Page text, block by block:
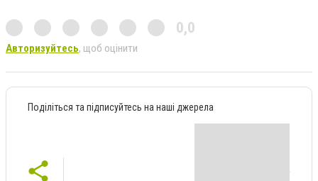
0,0
Авторизуйтесь, щоб оцінити
Поділіться та підписуйтесь на наші джерела